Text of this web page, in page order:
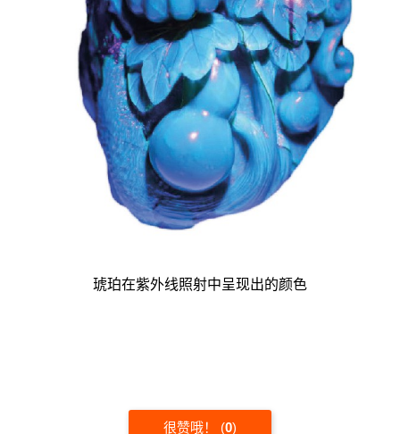
琥珀在紫外线照射中呈现出的颜色
很赞哦！ (0)